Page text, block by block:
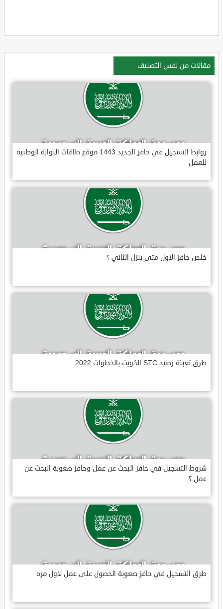
مقالات من نفس التصنيف
روابط التسجيل في حافز الجديد 1443 موقع طاقات البوابة الوطنية
للعمل
خلص حافز الاول متى ينزل الثاني ؟
طرق تعبئة رصيد STC الكويت بالخطوات 2022
شروط التسجيل في حافز البحث عن عمل وحافز صعوبة البحث عن
عمل ؟
طرق التسجيل في حافز صعوبة الحصول على عمل لاول مره